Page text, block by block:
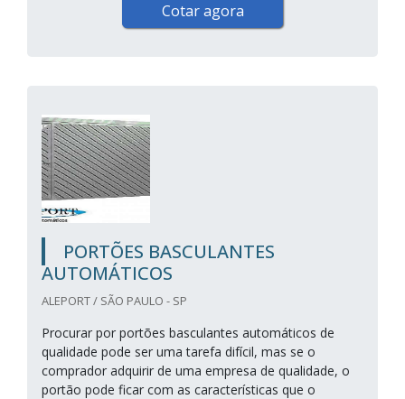
Cotar agora
PORTÕES BASCULANTES
AUTOMÁTICOS
ALEPORT / SÃO PAULO - SP
Procurar por portões basculantes automáticos de
qualidade pode ser uma tarefa difícil, mas se o
comprador adquirir de uma empresa de qualidade, o
portão pode ficar com as características que o